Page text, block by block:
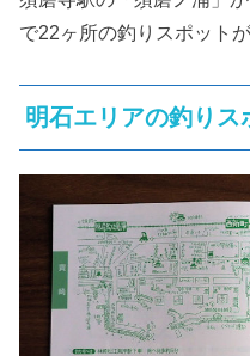
で22ヶ所の釣りスポット
明石エリアの釣りス